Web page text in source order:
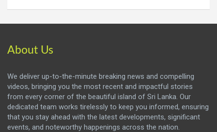
About Us
We deliver up-to-the-minute breaking news and compelling
videos, bringing you the most recent and impactful stories
from every corner of the beautiful island of Sri Lanka. Our
dedicated team works tirelessly to keep you informed, ensuring
that you stay ahead with the latest developments, significant
events, and noteworthy happenings across the nation.